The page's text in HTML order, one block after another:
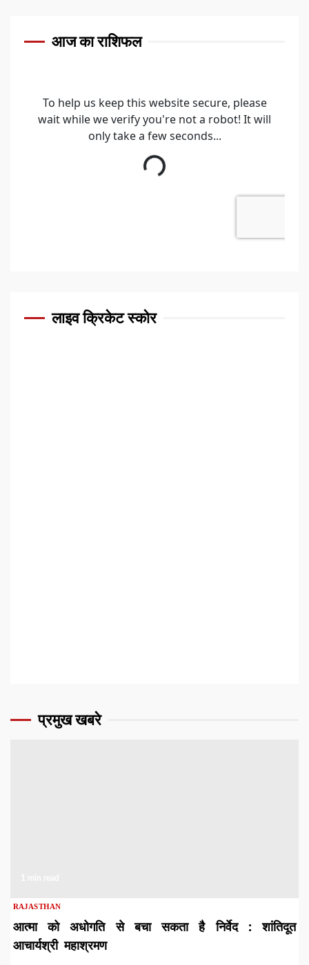
आज का राशिफल
लाइव क्रिकेट स्कोर
प्रमुख खबरे
RAJASTHAN
आत्मा को अधोगति से बचा सकता है निर्वेद : शांतिदूत
आचार्यश्री महाश्रमण